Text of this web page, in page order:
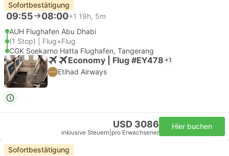
Sofortbestätigung
09:55 08:00+1 19h, 5m
AUH Flughafen Abu Dhabi
(1 Stop) | Flug+Flug
CGK Soekarno Hatta Flughafen, Tangerang
Economy | Flug #EY478 +1
Etihad Airways
USD 3086
inklusive Steuern pro Erwachsener
Hier buchen
Sofortbestätigung